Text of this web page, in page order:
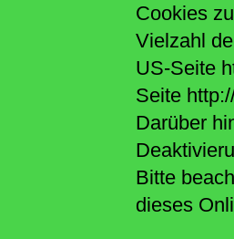
Cookies
Vielzahl
US-Seite
Seite
Darüber
Bitte
dieses